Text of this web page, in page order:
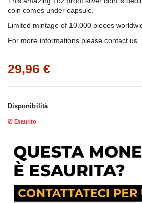
coin comes under capsule.
Limited mintage of 10.000 pieces
For more informations please contact us.
29,96 €
Disponibilità
Esaurito